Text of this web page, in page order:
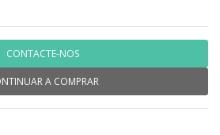
CONTACTE-NOS
A COMPRAR